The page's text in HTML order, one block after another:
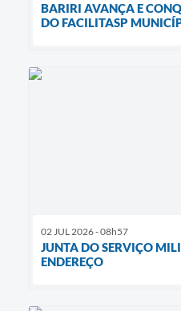
BARIRI AVANÇA E
DO FACILITASP
02 JUL 2026 - 08h57
JUNTA DO SERVIÇO
ENDEREÇO